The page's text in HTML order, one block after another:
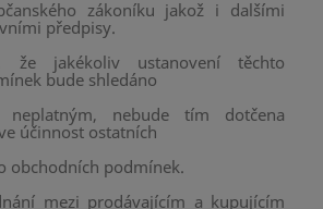
zákoníku jakož i dalšími
předpisy.
že jakékoliv ustanovení těchto
bude shledáno
neplatným, nebude tím dotčena
účinnost ostatních
obchodních podmínek.
mezi prodávajícím a kupujícím